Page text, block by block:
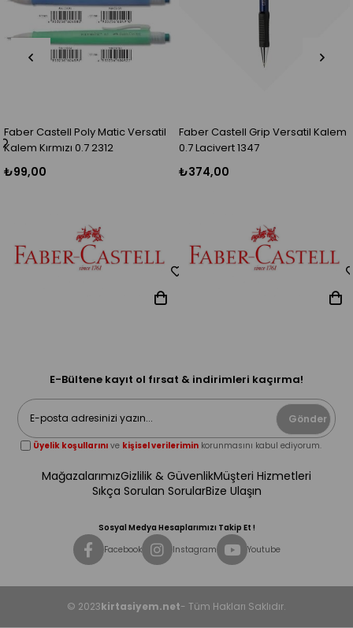
Versatil
Faber Castell Grip Versatil Kalem
0.7 Lacivert 1347
Adel Bl Arı Kurşun
Adet)
E-Bültene kayıt ol fırsat & indirimleri kaçırma!
Gönder
Üyelik koşullarını ve kişisel verilerimin korunmasını kabul ediyorum.
MağazalarımızGizlilik & GüvenlikMüşteri Hizmetleri
Sıkça Sorulan SorularBize Ulaşın
Sosyal Medya Hesaplarımızı Takip Et !
Facebook
Instagram Youtube
© 2023kirtasiyem.net- Tüm Hakları Saklıdır.